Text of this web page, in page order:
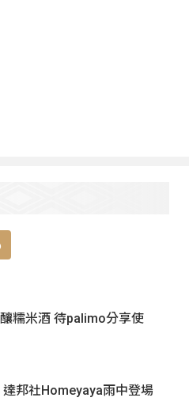
糯米酒 待palimo分享使
邦社Homeyaya雨中登場